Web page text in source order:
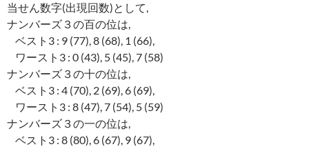
当せん数字(出現回数)として,
ナンバーズ３の百の位は,
ベスト3 : 9 (77), 8 (68), 1 (66),
ワースト3 : 0 (43), 5 (45), 7 (58)
ナンバーズ３の十の位は,
ベスト3 : 4 (70), 2 (69), 6 (69),
ワースト3 : 8 (47), 7 (54), 5 (59)
ナンバーズ３の一の位は,
ベスト3 : 8 (80), 6 (67), 9 (67),